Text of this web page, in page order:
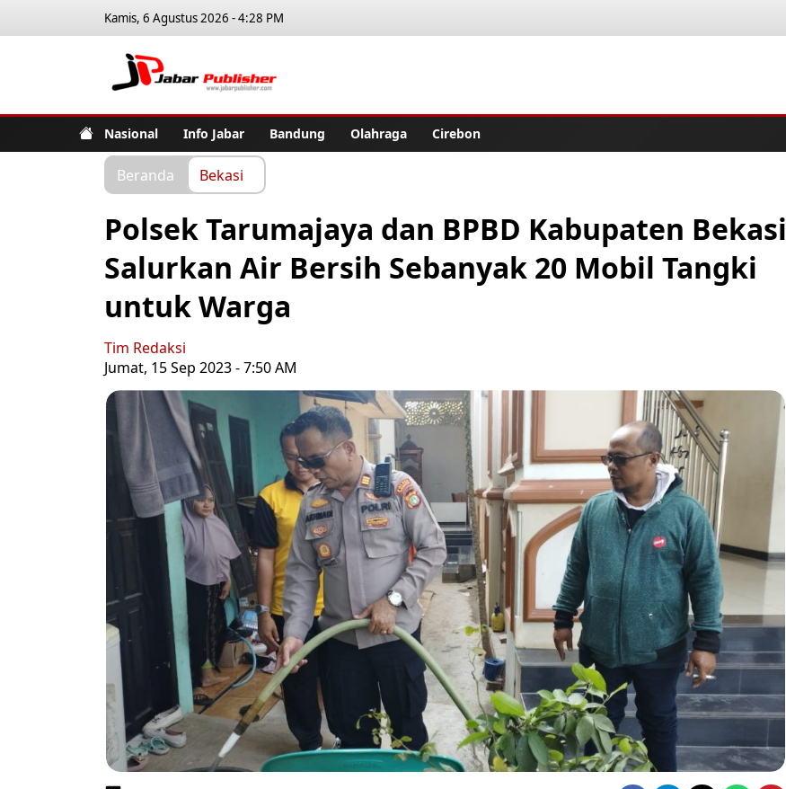
Kamis, 6 Agustus 2026 - 4:28 PM
Nasional Info Jabar Bandung Olahraga Cirebon
Beranda Bekasi
Polsek Tarumajaya dan BPBD Kabupaten Bekasi
Salurkan Air Bersih Sebanyak 20 Mobil Tangki
untuk Warga
Tim Redaksi
Jumat, 15 Sep 2023 - 7:50 AM